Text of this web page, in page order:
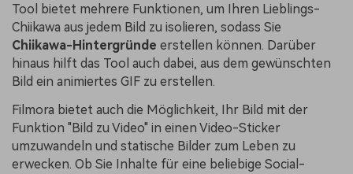
Tool bietet mehrere Funktionen, um Ihren Lieblings-
Chiikawa aus jedem Bild zu isolieren, sodass Sie
Chiikawa-Hintergründe erstellen können. Darüber
hinaus hilft das Tool auch dabei, aus dem gewünschten
Bild ein animiertes GIF zu erstellen.
Filmora bietet auch die Möglichkeit, Ihr Bild mit der
Funktion "Bild zu Video" in einen Video-Sticker
umzuwandeln und statische Bilder zum Leben zu
erwecken. Ob Sie Inhalte für eine beliebige Social-